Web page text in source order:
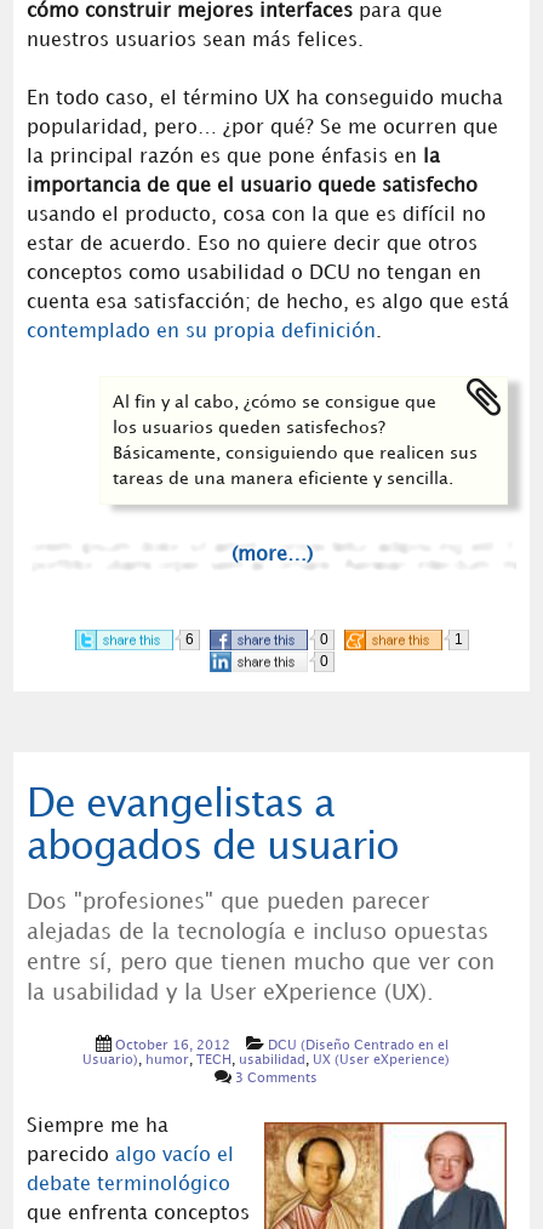
cómo construir mejores interfacespara que
nuestros usuarios sean más felices.
En todo caso, el término UX ha conseguido mucha
popularidad, pero… ¿por qué? Se me ocurren que
la principal razón es que pone énfasis en
la
importancia de que el usuario quede satisfecho
usando el producto, cosa con la que es difícil no
estar de acuerdo. Eso no quiere decir que otros
conceptos como usabilidad o DCU no tengan en
cuenta esa satisfacción; de hecho, es algo que está
contemplado en su propia definición
Al fin y al cabo, ¿cómo se consigue que
los usuarios queden satisfechos?
Básicamente, consiguiendo que realicen sus
tareas de una manera eficiente y sencilla.
(more…)
6 0
1
0
De evangelistas a
abogados de usuario
Dos "profesiones" que pueden parecer
alejadas de la tecnología e incluso opuestas
entre sí, pero que tienen mucho que ver con
la usabilidad y la User eXperience (UX).
October 16, 2012
DCU (Diseño Centrado en el
Usuario) , humor, TECH , usabilidad , UX (User eXperience)
3 Comments
Siempre me ha
parecido algo vacío el
debate terminológico
que enfrenta conceptos